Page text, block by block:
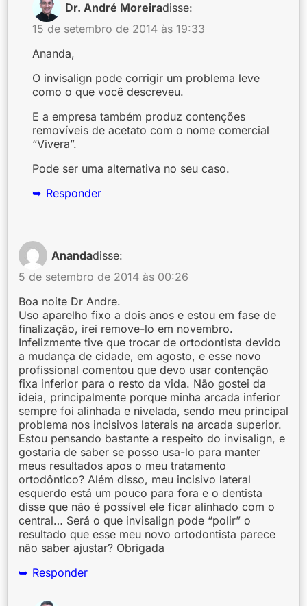
Dr. André Moreiradisse:
15 de setembro de 2014 às 19:33
Ananda,
O invisalign pode corrigir um problema leve
como o que você descreveu.
E a empresa também produz contenções
removíveis de acetato com o nome comercial
“Vivera”.
Pode ser uma alternativa no seu caso.
Responder
Anandadisse:
5 de setembro de 2014 às 00:26
Boa noite Dr Andre.
Uso aparelho fixo a dois anos e estou em fase de
finalização, irei remove-lo em novembro.
Infelizmente tive que trocar de ortodontista devido
a mudança de cidade, em agosto, e esse novo
profissional comentou que devo usar contenção
fixa inferior para o resto da vida. Não gostei da
ideia, principalmente porque minha arcada inferior
sempre foi alinhada e nivelada, sendo meu principal
problema nos incisivos laterais na arcada superior.
Estou pensando bastante a respeito do invisalign, e
gostaria de saber se posso usa-lo para manter
meus resultados apos o meu tratamento
ortodôntico? Além disso, meu incisivo lateral
esquerdo está um pouco para fora e o dentista
disse que não é possível ele ficar alinhado com o
central… Será o que invisalign pode “polir” o
resultado que esse meu novo ortodontista parece
não saber ajustar? Obrigada
Responder